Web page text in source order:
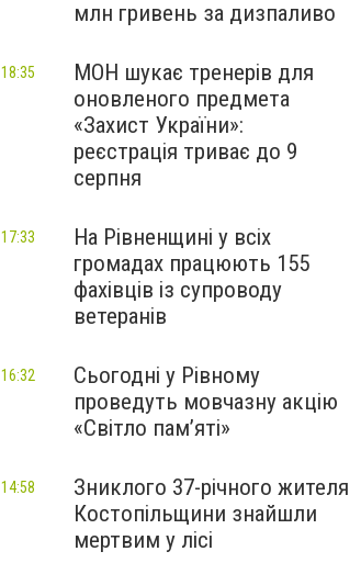
млн гривень за дизпаливо
МОН шукає тренерів для
оновленого предмета
«Захист України»:
реєстрація триває до 9
серпня
18:35
На Рівненщині у всіх
громадах працюють 155
фахівців із супроводу
ветеранів
17:33
Сьогодні у Рівному
проведуть мовчазну акцію
«Світло пам’яті»
16:32
Зниклого 37-річного жителя
Костопільщини знайшли
мертвим у лісі
14:58